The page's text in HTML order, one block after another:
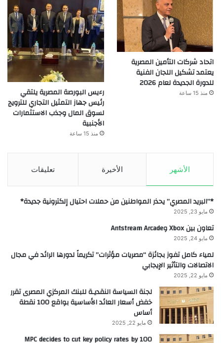
اتحاد شركات التأمين المصرية
يعتمد تشكيل اللجان الفنية
للدورة الجديدة لعام 2026
منذ 15 ساعة
رءيس البورصة المصرية يلتقي
رئيس جهاز التمثيل التجاري للترويج
لسوق المال وجذب الاستثمارات
الأجنبية
منذ 15 ساعة
الأشهر الأخيرة تعليقات
*”البريد المصري” يحذر المواطنين من حملات احتيال إلكترونية جديدة*
مايو 23, 2025
تعاون بين Xbox وAntstream Arcade
مايو 24, 2025
لمياء كامل تفوز بجائزة “مصريات مؤثرات” تكريماً لدورها الرائد في مجال
الاتصالات والتأثير الإيجابي
مايو 22, 2025
لجنة السياسة النقديـة للبنك المركزي المصرى تقرر
خفض أسعار العائد الأساسية بواقع 100 نقطة
أساس
مايو 22, 2025
MPC decides to cut key policy rates by 100